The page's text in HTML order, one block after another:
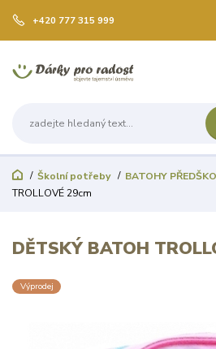
+420 777 315 999
Školní potřeby BATOHY
TROLLOVÉ 29cm
DĚTSKÝ BATOH
Výprodej